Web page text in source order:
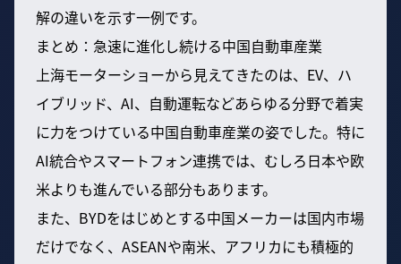
解の違いを示す一例です。
まとめ：急速に進化し続ける中国自動車産業
上海モーターショーから見えてきたのは、EV、ハ
イブリッド、AI、自動運転などあらゆる分野で着実
に力をつけている中国自動車産業の姿でした。特に
AI統合やスマートフォン連携では、むしろ日本や欧
米よりも進んでいる部分もあります。
また、BYDをはじめとする中国メーカーは国内市場
だけでなく、ASEANや南米、アフリカにも積極的